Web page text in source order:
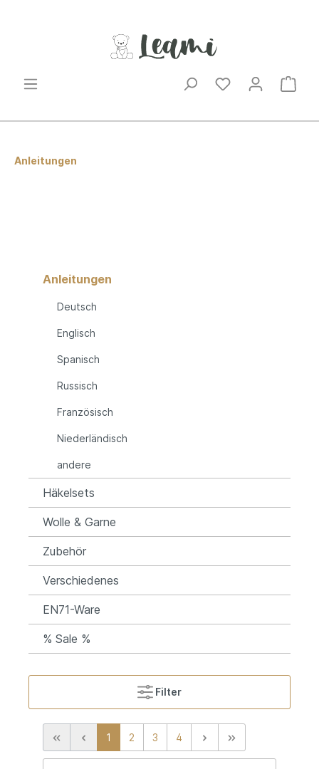
Anleitungen
Anleitungen
Deutsch
Englisch
Spanisch
Russisch
Französisch
Niederländisch
andere
Häkelsets
Wolle & Garne
Zubehör
Verschiedenes
EN71-Ware
% Sale %
Filter
1 2 3 4